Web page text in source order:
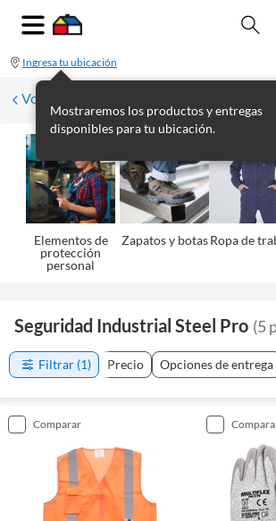
Ingresa tu ubicación
Mostraremos los productos y entregas
disponibles para tu ubicación.
Volver a Seguridad
Elementos de
protección
personal
Zapatos y botas Ropa de
Seguridad Industrial Steel Pro (5
Filtrar (1) Precio Opciones de entrega
comparar